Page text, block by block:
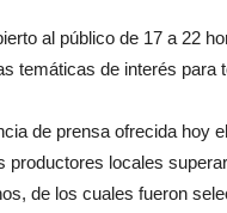
al público de 17 a 22
temáticas de interés
de prensa ofrecida hoy
productores locales
de los cuales fueron